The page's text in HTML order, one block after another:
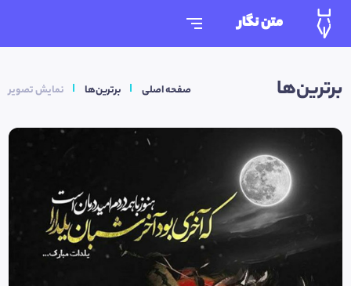
متن نگار
برترین‌ها صفحه اصلی برترین‌ها نمایش تصویر